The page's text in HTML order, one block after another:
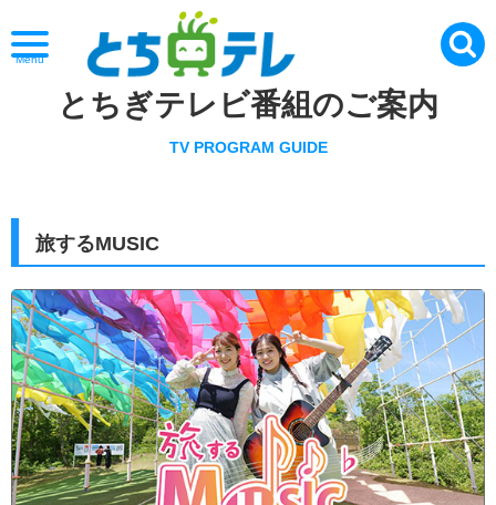
Menu
とちぎテレビ番組のご案内
TV PROGRAM GUIDE
旅するMUSIC